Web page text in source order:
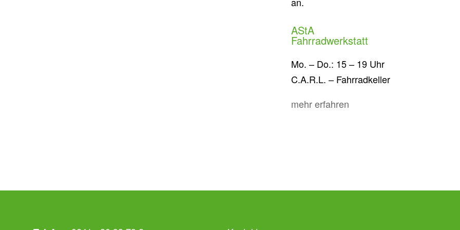
AStA
Fahrradwerkstatt
Mo. – Do.: 15 – 19 Uhr
C.A.R.L. – Fahrradkeller
mehr erfahren